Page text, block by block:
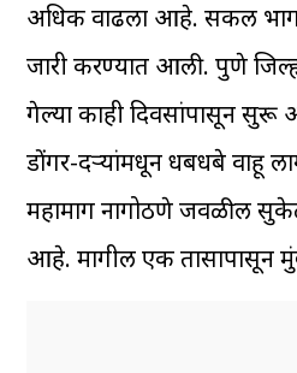
अधिक वाढला आहे. सकल
जारी करण्यात आली. पुणे
गेल्या काही दिवसांपासून
डोंगर-दऱ्यांमधून धबधबे वाहू
महामार्ग नागोठणे जवळील
आहे. मागील एक तासापासून